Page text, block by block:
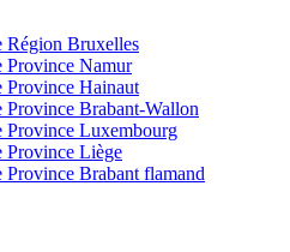
Région Bruxelles
Province Namur
Province Hainaut
Province Brabant-Wallon
Province Luxembourg
Province Liège
Province Brabant flamand